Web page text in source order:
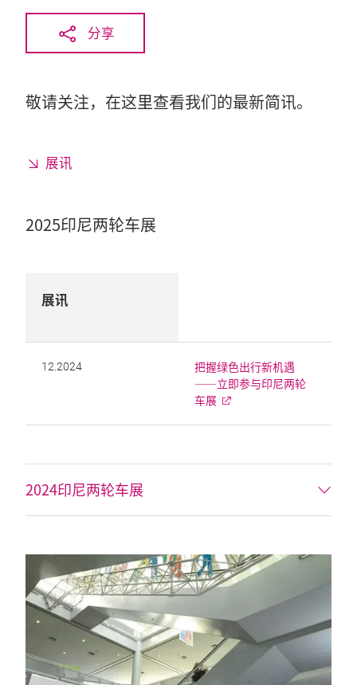
分享
敬请关注，在这里查看我们的最新简讯。
展讯
2025印尼两轮车展
展讯
12.2024
把握绿色出行新机遇
——立即参与印尼两轮
车展
2024印尼两轮车展